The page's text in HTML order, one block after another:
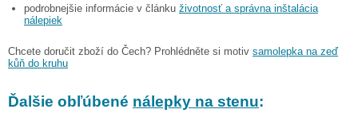
podrobnejšie informácie v článku životnosť a správna inštalácia
nálepiek
Chcete doručit zboží do Čech? Prohlédněte si motiv samolepka na zeď
kůň do kruhu
Ďalšie obľúbené nálepky na stenu: